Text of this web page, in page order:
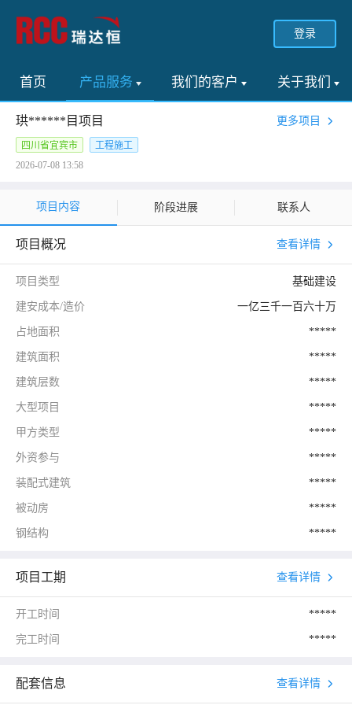
登录
首页 产品服务 我们的客户 关于我们
珙******目项目 更多项目
四川省宜宾市
工程施工
2026-07-08 13:58
项目内容 阶段进展 联系人
项目概况 查看详情
项目类型 基础建设
建安成本/造价 一亿三千一百六十万
占地面积 *****
建筑面积 *****
建筑层数 *****
大型项目 *****
甲方类型 *****
外资参与 *****
装配式建筑 *****
被动房 *****
钢结构 *****
项目工期 查看详情
开工时间 *****
完工时间 *****
配套信息 查看详情